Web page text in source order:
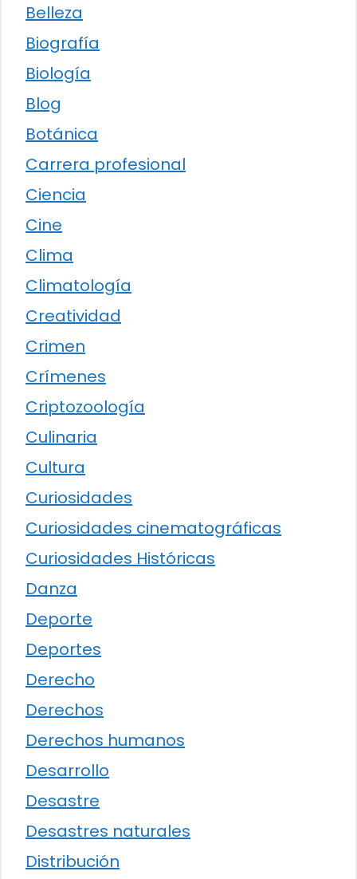
Belleza
Biografía
Biología
Blog
Botánica
Carrera profesional
Ciencia
Cine
Clima
Climatología
Creatividad
Crimen
Crímenes
Criptozoología
Culinaria
Cultura
Curiosidades
Curiosidades cinematográficas
Curiosidades Históricas
Danza
Deporte
Deportes
Derecho
Derechos
Derechos humanos
Desarrollo
Desastre
Desastres naturales
Distribución